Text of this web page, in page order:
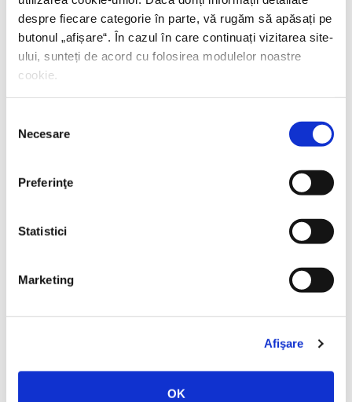
despre fiecare categorie în parte, vă rugăm să apăsați pe
butonul „afișare“. În cazul în care continuați vizitarea site-
ului, sunteți de acord cu folosirea modulelor noastre
cookie.
consimțământului
Necesare
Preferinţe
Statistici
Marketing
Afişare
OK
Numele meu e Nevinovăție